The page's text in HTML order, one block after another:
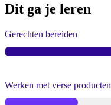
Dit ga je leren
Gerechten bereiden
Werken met verse producten